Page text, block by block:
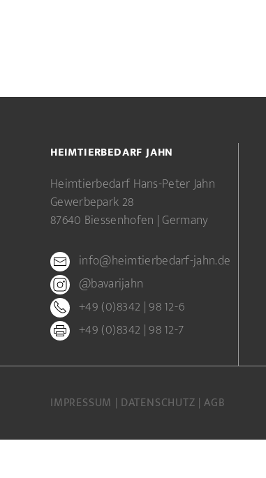
HEIMTIERBEDARF JAHN
Heimtierbedarf Hans-Peter Jahn
Gewerbepark 28
87640 Biessenhofen | Germany
info@heimtierbedarf-jahn.de
@bavarijahn
+49 (0)8342 | 98 12-6
+49 (0)8342 | 98 12-7
IMPRESSUM DATENSCHUTZ AGB